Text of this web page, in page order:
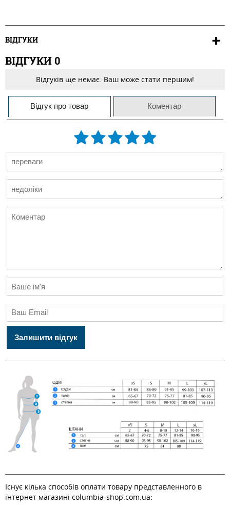
ВІДГУКИ
ВІДГУКИ 0
Відгуків ще немає. Ваш може стати першим!
Відгук про товар Коментар
Залишити відгук
Існує кілька способів оплати товару представленного в
інтернет магазині columbia-shop.com.ua: